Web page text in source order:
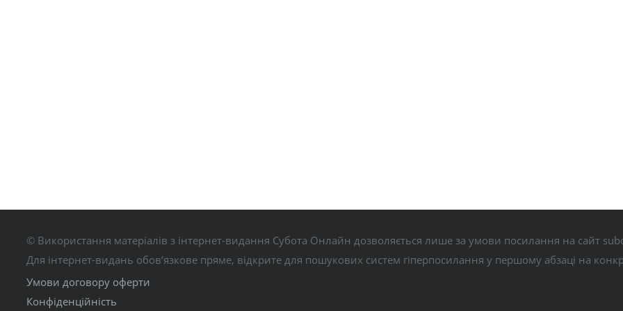
© Використання матеріалів з інтернет-видання Субота Онлайн дозволяється лише за умови посилання на сайт
Для інтернет-видань обов’язкове пряме, відкрите для пошукових систем гіперпосилання у першому абзаці на
Умови договору оферти
Конфіденційність